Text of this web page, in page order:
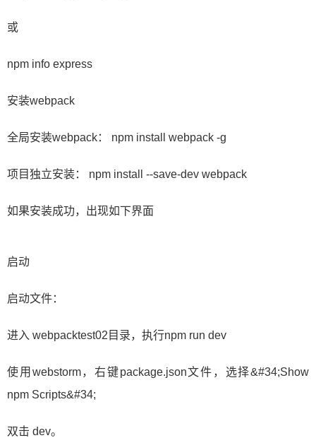
或
npm info express
安装webpack
​全局安装webpack： npm install webpack -g
​项目独立安装： npm install --save-dev webpack
​如果安装成功，出现如下界面
启动
启动文件：
进入 webpacktest02目录，执行npm run dev
使用webstorm，右键package.json文件，选择&#34;Show
npm Scripts&#34;
双击 dev。